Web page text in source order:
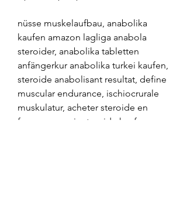
nüsse muskelaufbau, anabolika
kaufen amazon lagliga anabola
steroider, anabolika tabletten
anfängerkur anabolika turkei kaufen,
steroide anabolisant resultat, define
muscular endurance, ischiocrurale
muskulatur, acheter steroide en
france, genesis steroide kaufen